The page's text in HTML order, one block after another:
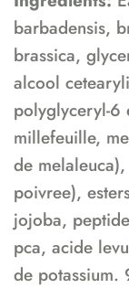
barbadensis,
brassica,
alcool
polyglyceryl-6
millefeuille,
de
poivree),
jojoba,
pca, acide
de potassium.